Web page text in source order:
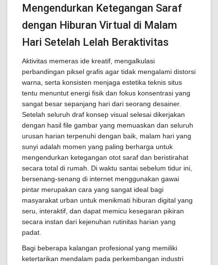
Mengendurkan Ketegangan Saraf
dengan Hiburan Virtual di Malam
Hari Setelah Lelah Beraktivitas
Aktivitas memeras ide kreatif, mengalkulasi
perbandingan piksel grafis agar tidak mengalami distorsi
warna, serta konsisten menjaga estetika teknis situs
tentu menuntut energi fisik dan fokus konsentrasi yang
sangat besar sepanjang hari dari seorang desainer.
Setelah seluruh draf konsep visual selesai dikerjakan
dengan hasil file gambar yang memuaskan dan seluruh
urusan harian terpenuhi dengan baik, malam hari yang
sunyi adalah momen yang paling berharga untuk
mengendurkan ketegangan otot saraf dan beristirahat
secara total di rumah. Di waktu santai sebelum tidur ini,
bersenang-senang di internet menggunakan gawai
pintar merupakan cara yang sangat ideal bagi
masyarakat urban untuk menikmati hiburan digital yang
seru, interaktif, dan dapat memicu kesegaran pikiran
secara instan dari kejenuhan rutinitas harian yang
padat.
Bagi beberapa kalangan profesional yang memiliki
ketertarikan mendalam pada perkembangan industri